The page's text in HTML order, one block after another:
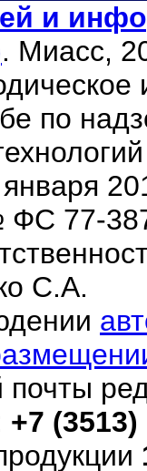
и
. Миасс,
по
77-
С.А.
почты
+7